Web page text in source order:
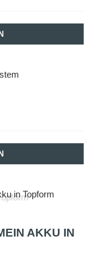
in Topform
AKKU IN